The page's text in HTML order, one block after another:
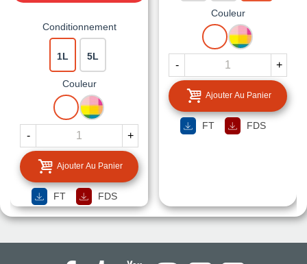
Conditionnement
1L 5L
Couleur
BLANCMISE
A
TEINTE
- +
Ajouter Au Panier
FT FDS
Couleur
BLANCMISE
A
TEINTE
- +
Ajouter Au Panier
FT FDS